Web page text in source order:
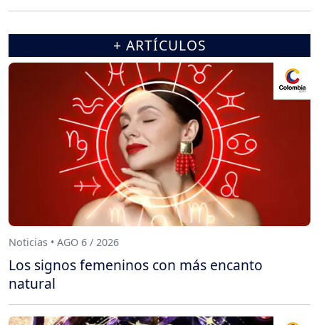
+ ARTÍCULOS
Noticias • AGO 6 / 2026
Los signos femeninos con más encanto
natural